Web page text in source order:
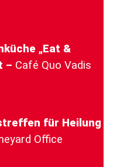
„Eat &
– Café Quo Vadis
für Heilung
Office